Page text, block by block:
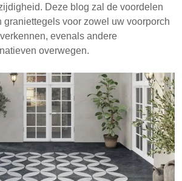
Deze blog zal de voordelen
graniettegels voor zowel uw voorporch
evenals andere
overwegen.